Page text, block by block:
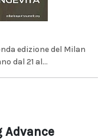
edizione del Milan
dal 21 al...
Advance